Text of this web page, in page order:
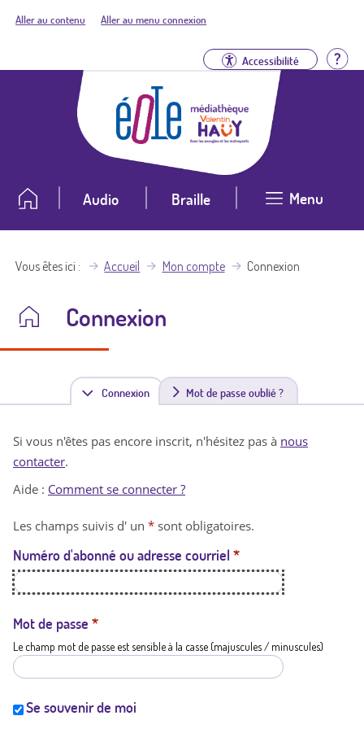
Aller au contenu Aller au menu connexion
Accessibilité
Audio Braille Menu
Vous êtes ici Accueil Mon compte Connexion
Connexion
Connexion(
n
t
a
t
i
Mot de passe oublié ?
Si vous n'êtes pas encore inscrit, n'hésitez pas à nous
contacter.
Aide : Comment se connecter ?
Les champs suivis d' un * sont obligatoires.
Numéro d'abonné ou adresse courriel *
Mot de passe *
Le champ mot de passe est sensible à la casse (majuscules / minuscules)
Se souvenir de moi